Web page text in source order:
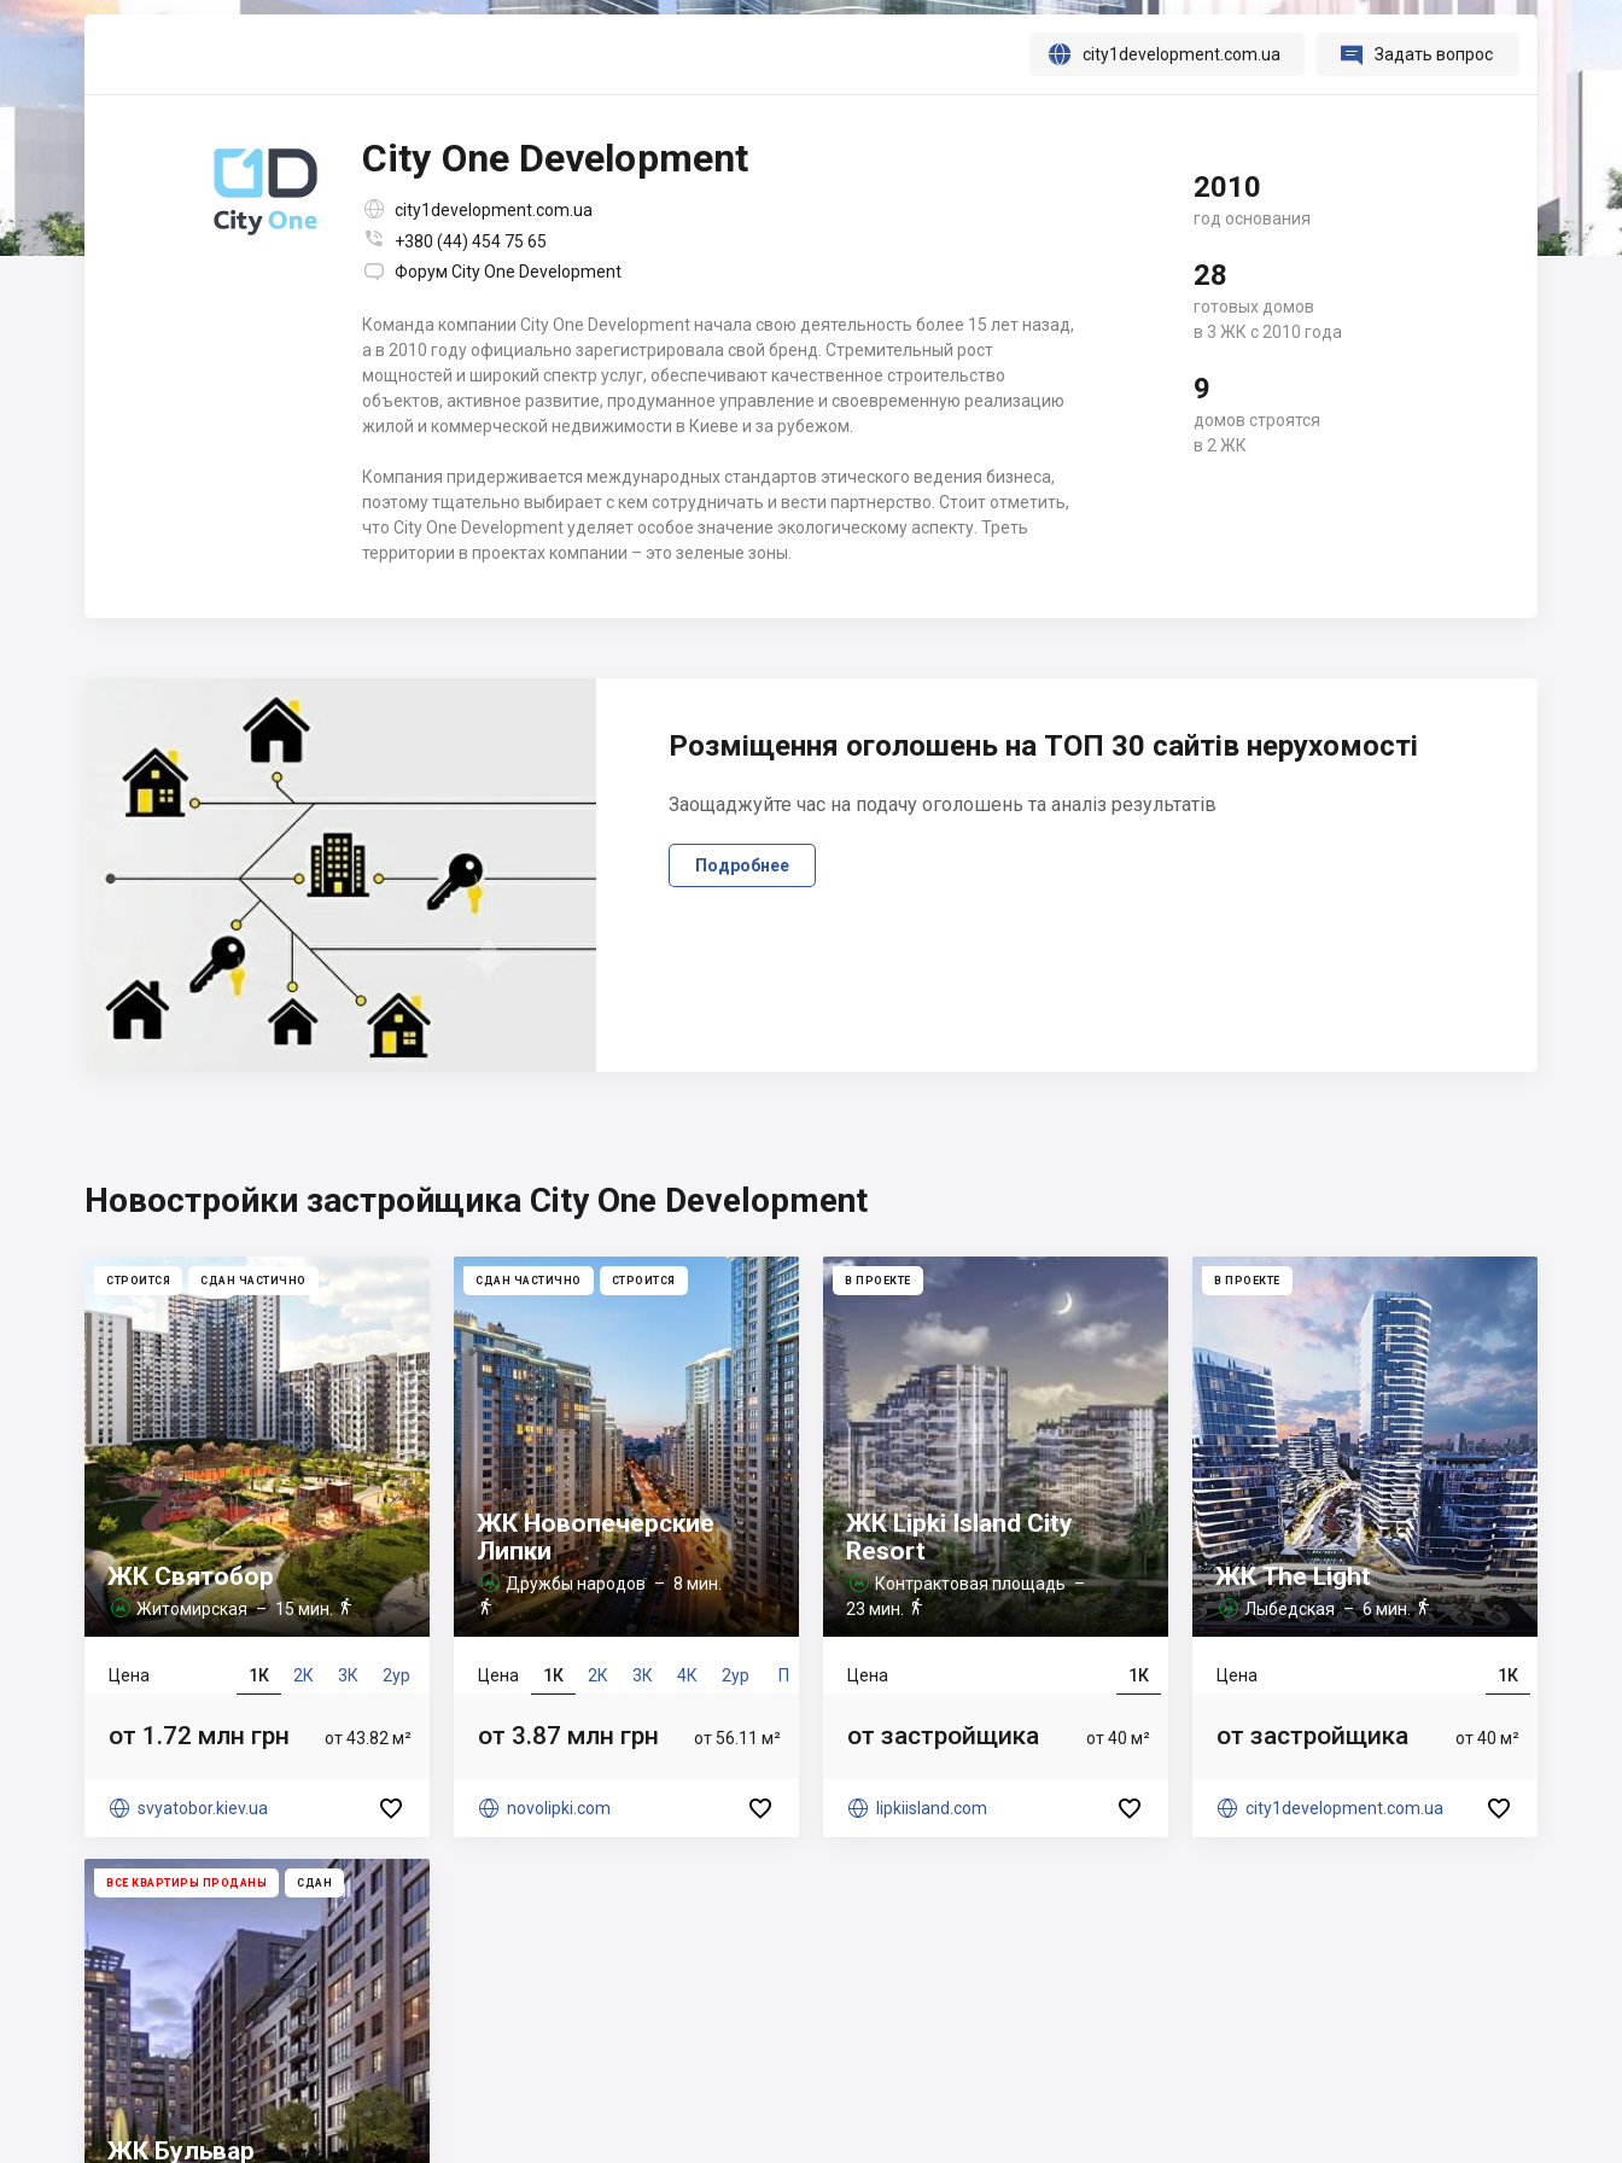


 city1development.com.ua  Задать вопрос
City One Development
 city1development.com.ua

+380 (44) 454 75 65
 Форум City One Development
Команда компании City One Development начала свою деятельность более 15 лет назад,
а в 2010 году официально зарегистрировала свой бренд. Стремительный рост
мощностей и широкий спектр услуг, обеспечивают качественное строительство
объектов, активное развитие, продуманное управление и своевременную реализацию
жилой и коммерческой недвижимости в Киеве и за рубежом.
Компания придерживается международных стандартов этического ведения бизнеса,
поэтому тщательно выбирает с кем сотрудничать и вести партнерство. Стоит отметить,
что City One Development уделяет особое значение экологическому аспекту. Треть
территории в проектах компании – это зеленые зоны.
2010
год основания
28
готовых домов
в 3 ЖК с 2010 года
9
домов строятся
в 2 ЖК
Розміщення оголошень на ТОП 30 сайтів нерухомості
Заощаджуйте час на подачу оголошень та аналіз результатів
Подробнее
Новостройки застройщика City One Development
СТРОИТСЯ СДАН ЧАСТИЧНО
ЖК Святобор
 Житомирская– 15 мин.
1К 2К 3К 2ур
Цена
от 43.82 м²
от 1.72 млн грн
 svyatobor.kiev.ua 
СДАН ЧАСТИЧНО СТРОИТСЯ
ЖК Новопечерские
Липки
 Дружбы народов– 8 мин.

1К 2К 3К 4К 2ур П
Цена
от 56.11 м²
от 3.87 млн грн
 novolipki.com 
В ПРОЕКТЕ
ЖК Lipki Island City
Resort
 Контрактовая площадь–
23 мин. 
1К
Цена
от 40 м²
от застройщика
 lipkiisland.com 
В ПРОЕКТЕ
ЖК The Light
 Лыбедская– 6 мин.
1К
Цена
от 40 м²
от застройщика
 city1development.com.ua 
ВСЕ КВАРТИРЫ ПРОДАНЫ СДАН
ЖК Бульвар